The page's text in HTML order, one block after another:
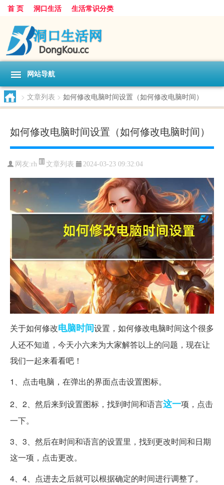
首 页 洞口生活 生活常识分类
网站导航
> 文章列表 > 如何修改电脑时间设置（如何修改电脑时间）
如何修改电脑时间设置（如何修改电脑时间）
网友:rh 文章列表 2024-03-23 09:32:04
关于如何修改电脑时间设置，如何修改电脑时间这个很多
人还不知道，今天小六来为大家解答以上的问题，现在让
我们一起来看看吧！
1、点击电脑，在弹出的界面点击设置图标。
2、2、然后来到设置图标，找到时间和语言这一项，点击
一下。
3、3、然后在时间和语言的设置里，找到更改时间和日期
这一项，点击更改。
4、4、点进去之后就可以根据确定的时间进行调整了。